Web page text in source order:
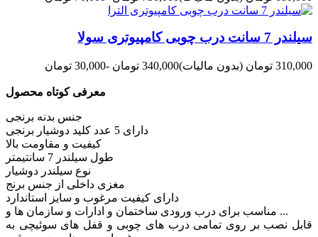
سیلندر 7 سانت درب چوبی کامپیوتری سولا
310,000 تومان (بدون مالیات)340,000 تومان -30,000 تومان
معرفی کوتاه محصول
جنس بدنه برنجی
دارای 5 عدد کلید دوشیار برنجی
کیفیت و مقاومت بالا
طول سیلندر 7 سانتیمتر
نوع سیلندر دوشیار
مغزی داخلی از جنس برنج
دارای کیفیت مرغوب و سایز استاندارد
مناسب برای درب ورودی ساختمان و ادارات و سازمان ها و ...
قابل نصب بر روی تمامی درب های چوبی و قفل های سوئیچی به